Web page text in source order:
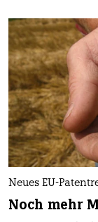
Neues EU-
Noch mehr